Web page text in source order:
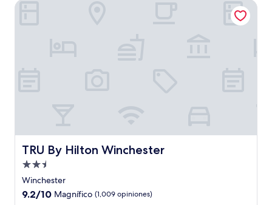
TRU By Hilton Winchester
TRU By Hilton Winchester
Propiedad
de
2.5
Winchester
9.2
9.2/10 Magnífico (1,009 opiniones)
TRU By Hilton Winchester